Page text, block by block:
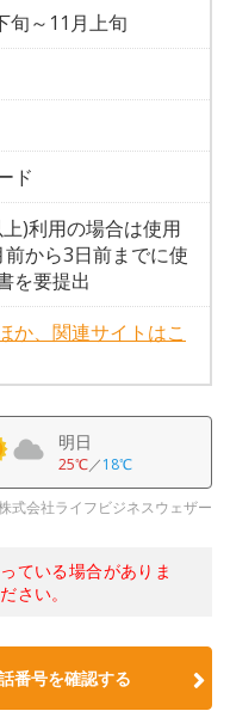
旬～11月上旬
ド
)利用の場合は使用
から3日前までに使
を要提出
か、関連サイトはこ
明日
25℃／18℃
式会社ライフビジネスウェザー
ている場合がありま
さい。
番号を確認する